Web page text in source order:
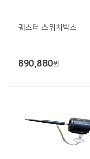
퀘스터 스위치박스
890,880원